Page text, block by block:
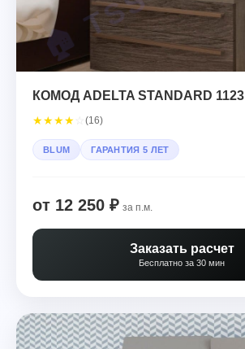
КОМОД ADELTA STANDARD 1123
★★★★ (16)
BLUM ГАРАНТИЯ 5 ЛЕТ
от 12 250 ₽ за п.м.
Заказать расчет
Бесплатно за 30 мин